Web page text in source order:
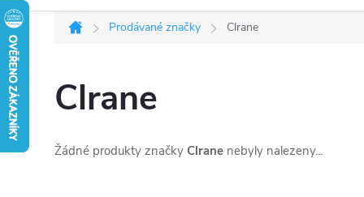
Domů
Prodávané značky Clrane
Clrane
Žádné produkty značkyClrane nebyly nalezeny...